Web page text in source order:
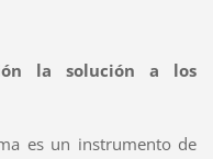
la solución a los
es un instrumento de